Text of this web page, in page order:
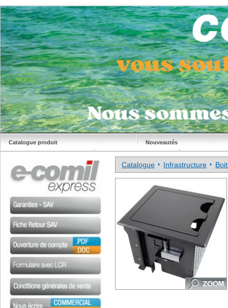
Catalogue produit Nouveautés
Site Comil
Catalogue Infrastructure